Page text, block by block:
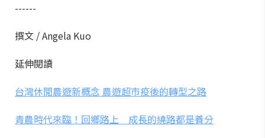
------
撰文 / Angela Kuo
延伸閱讀
台灣休閒農遊新概念 農遊超市疫後的轉型之路
青農時代來臨！回鄉路上 成長的繞路都是養分